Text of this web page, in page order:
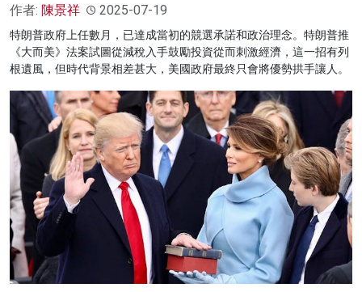
作者: 陳景祥 2025-07-19
特朗普政府上任數月，已達成當初的競選承諾和政治理念。特朗普推
《大而美》法案試圖從減稅入手鼓勵投資從而刺激經濟，這一招有列
根遺風，但時代背景相差甚大，美國政府最終只會將優勢拱手讓人。